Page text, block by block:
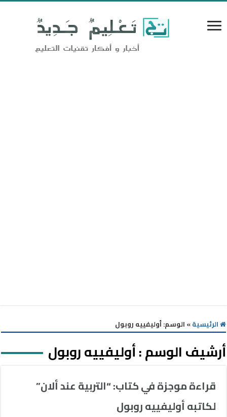
الرئيسية» الوسم:أوليفييه روبول
أرشيف الوسم :أوليفييه روبول
قراءة موجزة في كتاب: “التربية عند ألان”
لكاتبه أوليفييه روبول